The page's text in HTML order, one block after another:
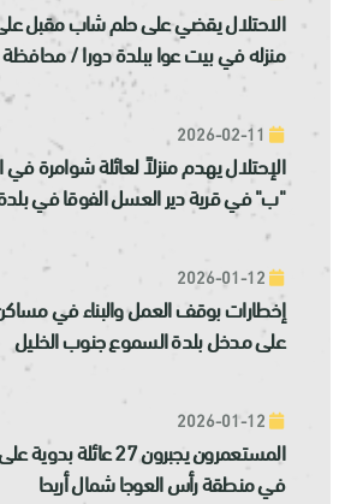
الاحتلال يقضي على حلم شاب مقبل
منزله في بيت عوا ببلدة دورا / محافظة
الإحتلال يهدم منزلاً لعائلة شوامرة
"ب" في قرية دير العسل الفوقا في
إخطارات بوقف العمل والبناء في
على مدخل بلدة السموع جنوب الخليل
المستعمرون يجبرون 27
في منطقة رأس العوجا شمال أريحا